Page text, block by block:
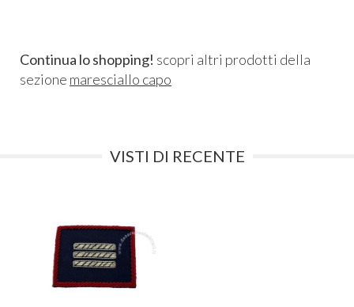
Continua lo shopping! scopri altri prodotti della
sezione maresciallo capo
VISTI DI RECENTE